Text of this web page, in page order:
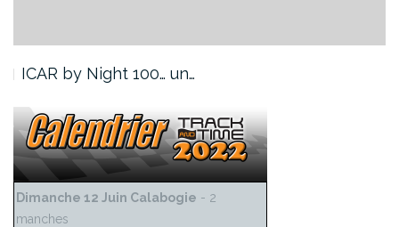
ICAR by Night 100… un…
Dimanche 12 Juin Calabogie - 2
manches